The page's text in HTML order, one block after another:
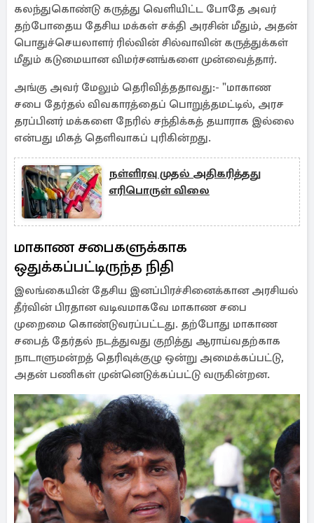
கலந்துகொண்டு கருத்து வெளியிட்ட போதே அவர்
தற்போதைய தேசிய மக்கள் சக்தி அரசின் மீதும், அதன்
பொதுச்செயலாளர் ரில்வின் சில்வாவின் கருத்துக்கள்
மீதும் கடுமையான விமர்சனங்களை முன்வைத்தார்.
அங்கு அவர் மேலும் தெரிவித்ததாவது:- "மாகாண
சபை தேர்தல் விவகாரத்தைப் பொறுத்தமட்டில், அரச
தரப்பினர் மக்களை நேரில் சந்திக்கத் தயாராக இல்லை
என்பது மிகத் தெளிவாகப் புரிகின்றது.
நள்ளிரவு முதல் அதிகரித்தது
எரிபொருள் விலை
மாகாண சபைகளுக்காக
ஒதுக்கப்பட்டிருந்த நிதி
இலங்கையின் தேசிய இனப்பிரச்சினைக்கான அரசியல்
தீர்வின் பிரதான வடிவமாகவே மாகாண சபை
முறைமை கொண்டுவரப்பட்டது. தற்போது மாகாண
சபைத் தேர்தல் நடத்துவது குறித்து ஆராய்வதற்காக
நாடாளுமன்றத் தெரிவுக்குழு ஒன்று அமைக்கப்பட்டு,
அதன் பணிகள் முன்னெடுக்கப்பட்டு வருகின்றன.